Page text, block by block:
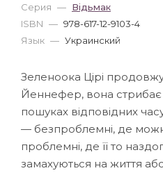
Серия — Відьмак
ISBN — 978-617-12-9103-4
Язык — Украинский
Зеленоока Цірі
Йеннефер, вона стрибає
пошуках відповідних часу
— безпроблемні, де
проблемні, де її то
замахуються на життя